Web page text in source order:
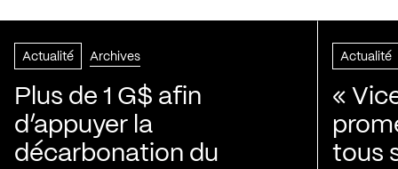
Actualité Archives
Plus de 1 G$ afin
d’appuyer la
décarbonation du
Actualité
«
tous